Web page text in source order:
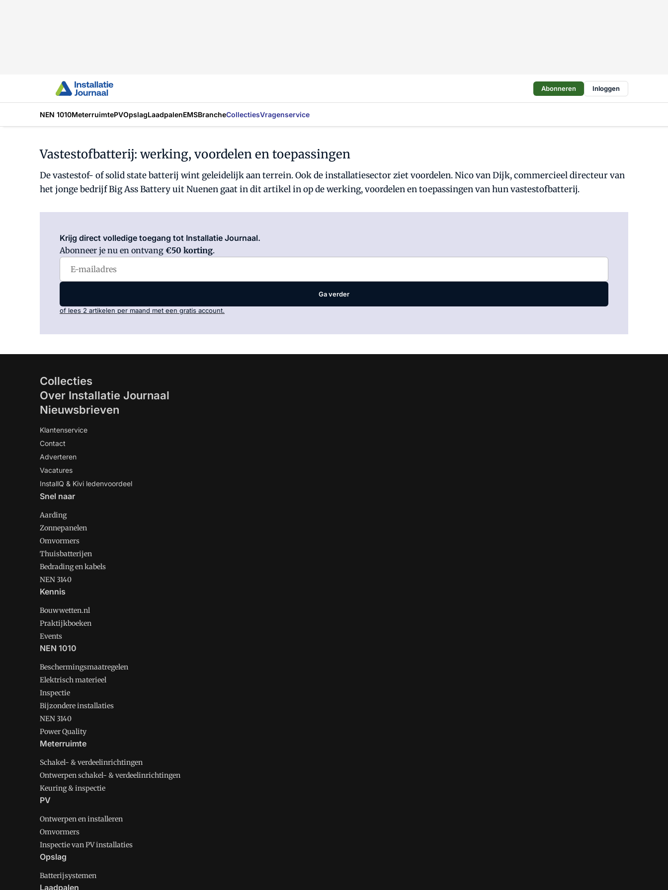
Abonneren Inloggen
NEN 1010MeterruimtePVOpslagLaadpalenEMSBrancheCollectiesVragenservice
Vastestofbatterij: werking, voordelen en toepassingen
De vastestof- of solid state batterij wint geleidelijk aan terrein. Ook de installatiesector ziet voordelen. Nico van Dijk, commercieel directeur van
het jonge bedrijf Big Ass Battery uit Nuenen gaat in dit artikel in op de werking, voordelen en toepassingen van hun vastestofbatterij.
Krijg direct volledige toegang tot Installatie Journaal.
Abonneer je nu en ontvang €50 korting.
Ga verder
of lees 2 artikelen per maand met een gratis account.
Collecties
Over Installatie Journaal
Nieuwsbrieven
Klantenservice
Contact
Adverteren
Vacatures
InstallQ & Kivi ledenvoordeel
Snel naar
Aarding
Zonnepanelen
Omvormers
Thuisbatterijen
Bedrading en kabels
NEN 3140
Kennis
Bouwwetten.nl
Praktijkboeken
Events
NEN 1010
Beschermingsmaatregelen
Elektrisch materieel
Inspectie
Bijzondere installaties
NEN 3140
Power Quality
Meterruimte
Schakel- & verdeelinrichtingen
Ontwerpen schakel- & verdeelinrichtingen
Keuring & inspectie
PV
Ontwerpen en installeren
Omvormers
Inspectie van PV installaties
Opslag
Batterijsystemen
Laadpalen